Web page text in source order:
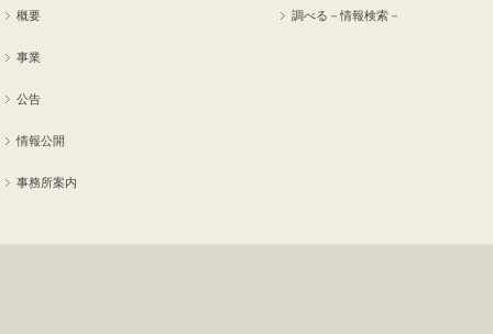
概要
事業
公告
情報公開
事務所案内
調べる－情報検索－